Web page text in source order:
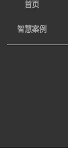
首页
智慧案例